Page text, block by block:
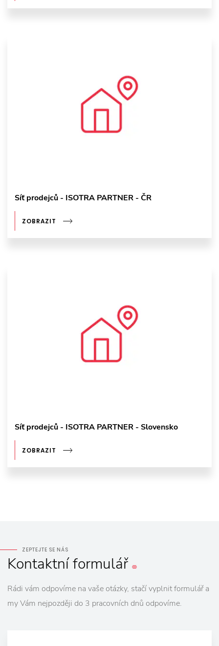
Síť prodejců - ISOTRA PARTNER - ČR
ZOBRAZIT
Síť prodejců - ISOTRA PARTNER - Slovensko
ZOBRAZIT
ZEPTEJTE SE NÁS
Kontaktníformulář
Rádi vám odpovíme na vaše otázky, stačí vyplnit formulář a
my Vám nejpozději do 3 pracovních dnů odpovíme.